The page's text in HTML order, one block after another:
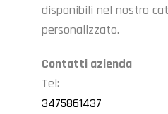
disponibili nel nostro
personalizzato.
Contatti azienda
Tel:
3475861437